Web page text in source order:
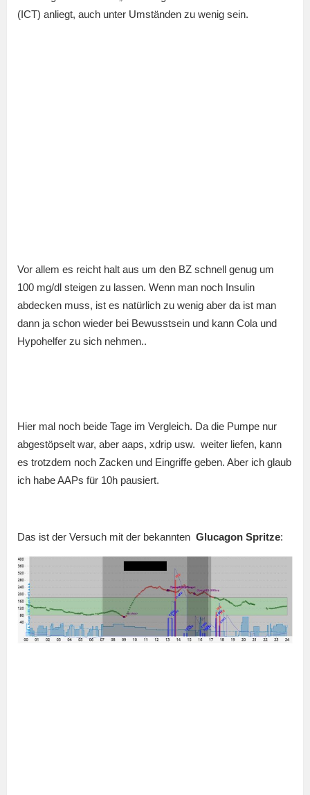
(ICT) anliegt, auch unter Umständen zu wenig sein.
Vor allem es reicht halt aus um den BZ schnell genug um
100 mg/dl steigen zu lassen. Wenn man noch Insulin
abdecken muss, ist es natürlich zu wenig aber da ist man
dann ja schon wieder bei Bewusstsein und kann Cola und
Hypohelfer zu sich nehmen..
Hier mal noch beide Tage im Vergleich. Da die Pumpe nur
abgestöpselt war, aber aaps, xdrip usw. weiter liefen, kann
es trotzdem noch Zacken und Eingriffe geben. Aber ich glaub
ich habe AAPs für 10h pausiert.
Das ist der Versuch mit der bekannten Glucagon Spritze: